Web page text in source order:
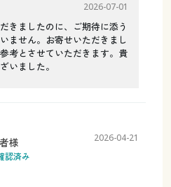
2026-07-01
きましたのに、ご期待に添う
ません。お寄せいただきまし
考とさせていただきます。貴
いました。
様
認済み
2026-04-21